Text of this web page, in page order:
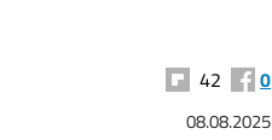
42 0
08.08.2025